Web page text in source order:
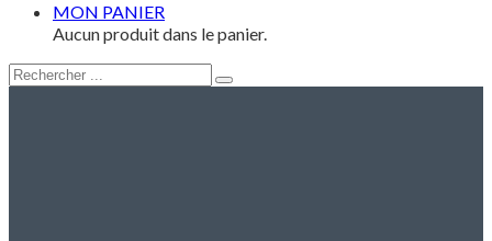
MON PANIER
Aucun produit dans le panier.